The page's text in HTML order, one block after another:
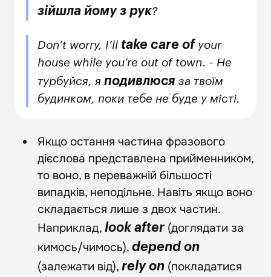
зійшла йому з рук?
Don’t worry, I’ll take care ofyour
house while you’re out of town. - Не
турбуйся, яподивлюся за твоїм
будинком, поки тебе не буде у місті.
Якщо остання частина фразового
дієслова представлена прийменником,
то воно, в переважній більшості
випадків, неподільне. Навіть якщо воно
складається лише з двох частин.
Наприклад,look after (доглядати за
кимось/чимось),depend on
(залежати від),rely on (покладатися